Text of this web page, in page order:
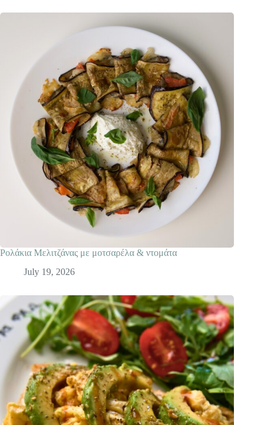
Ρολάκια Mελιτζάνας με μοτσαρέλα & ντομάτα
July 19, 2026